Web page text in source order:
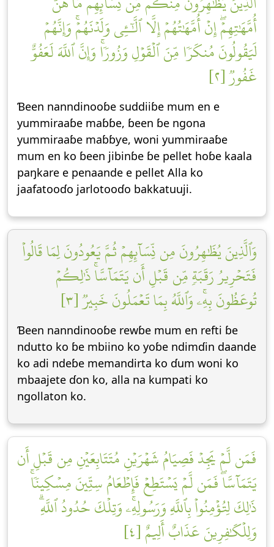
أُمَّهَٰتِهِمۡۖ إِنۡ أُمَّهَٰتُهُمۡ إِلَّا ٱلَّٰٓـِٔي وَلَدۡنَهُمۡۚ وَإِنَّهُمۡ
لَيَقُولُونَ مُنكَرٗا مِّنَ ٱلۡقَوۡلِ وَزُورٗاۚ وَإِنَّ ٱللَّهَ لَعَفُوٌّ
غَفُورٞ [٢]
Ɓeen nanndinooɓe suddiiɓe mum en e
yummiraaɓe maɓɓe, ɓeen ɓe ngona
yummiraaɓe maɓɓƴe, woni yummiraaɓe
mum en ko ɓeen jibinɓe ɓe pellet hoɓe kaala
paŋkare e penaande e pellet Alla ko
jaafatooɗo jarlotooɗo bakkatuuji.
وَٱلَّذِينَ يُظَٰهِرُونَ مِن نِّسَآئِهِمۡ ثُمَّ يَعُودُونَ لِمَا قَالُواْ
فَتَحۡرِيرُ رَقَبَةٖ مِّن قَبۡلِ أَن يَتَمَآسَّاۚ ذَٰلِكُمۡ
تُوعَظُونَ بِهِۦۚ وَٱللَّهُ بِمَا تَعۡمَلُونَ خَبِيرٞ [٣]
Ɓeen nanndinooɓe rewɓe mum en refti ɓe
ndutto ko ɓe mbiino ko yoɓe ndimɗin daande
ko adi ndeɓe memandirta ko ɗum woni ko
mbaajete ɗon ko, alla na kumpati ko
ngollaton ko.
فَمَن لَّمۡ يَجِدۡ فَصِيَامُ شَهۡرَيۡنِ مُتَتَابِعَيۡنِ مِن قَبۡلِ أَن
يَتَمَآسَّاۖ فَمَن لَّمۡ يَسۡتَطِعۡ فَإِطۡعَامُ سِتِّينَ مِسۡكِينٗاۚ
ذَٰلِكَ لِتُؤۡمِنُواْ بِٱللَّهِ وَرَسُولِهِۦۚ وَتِلۡكَ حُدُودُ ٱللَّهِۗ
وَلِلۡكَٰفِرِينَ عَذَابٌ أَلِيمٌ [٤]